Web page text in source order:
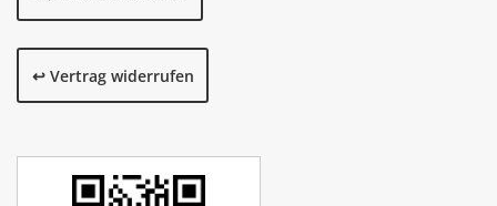
↩️ Vertrag widerrufen